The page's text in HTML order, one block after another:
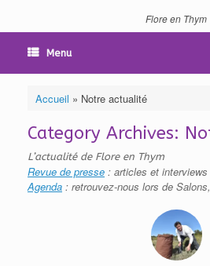
Flore en Thym
Menu
Accueil » Notre actualité
Category Archives:
L’actualité de Flore en Thym
Revue de presse : articles et interviews
Agenda : retrouvez-nous lors de